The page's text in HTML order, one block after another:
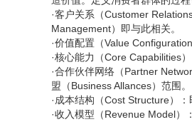
·客户关系（Customer
Management）即与此相关。
·价值配置（Value
·核心能力（Core Capabilities
·合作伙伴网络（Partner
盟（Business Allances）范围。
·成本结构（Cost Structure）
·收入模型（Revenue Model）